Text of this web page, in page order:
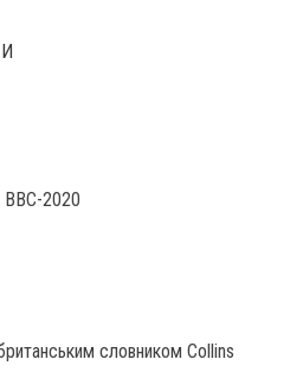
ВВС-2020
словником Collins